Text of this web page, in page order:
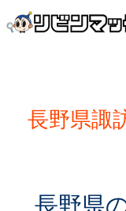
長野県諏
長野県